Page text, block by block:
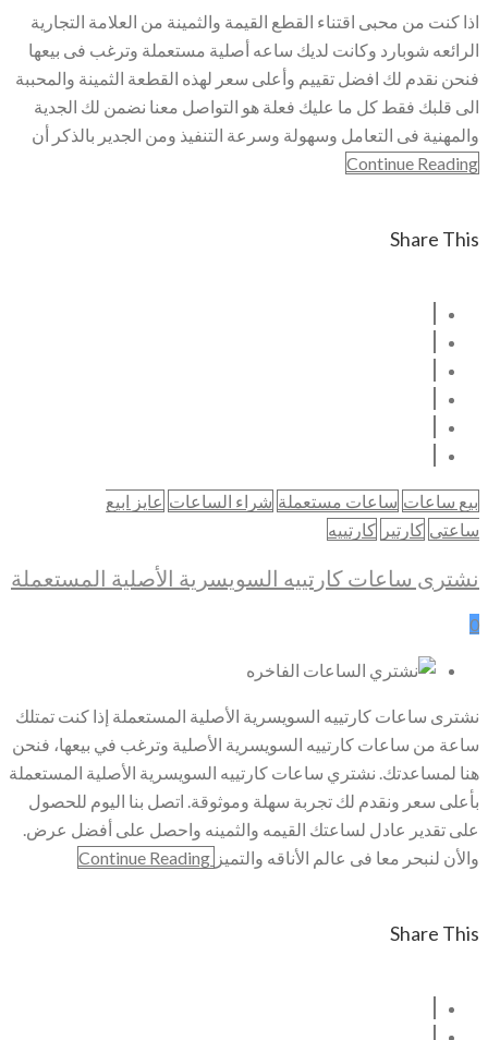
اذا كنت من محبى اقتناء القطع القيمة والثمينة من العلامة التجارية
الرائعه شوبارد وكانت لديك ساعه أصلية مستعملة وترغب فى بيعها
فنحن نقدم لك افضل تقييم وأعلى سعر لهذه القطعة الثمينة والمحببة
الى قلبك فقط كل ما عليك فعلة هو التواصل معنا نضمن لك الجدية
والمهنية فى التعامل وسهولة وسرعة التنفيذ ومن الجدير بالذكر أن
Continue Reading
Share This
بيع ساعات ساعات مستعملة شراء الساعات عايز ابيع
ساعتي كارتير كارتييه
نشترى ساعات كارتييه السويسرية الأصلية المستعملة
0
نشترى ساعات كارتييه السويسرية الأصلية المستعملة إذا كنت تمتلك
ساعة من ساعات كارتييه السويسرية الأصلية وترغب في بيعها، فنحن
هنا لمساعدتك. نشتري ساعات كارتييه السويسرية الأصلية المستعملة
بأعلى سعر ونقدم لك تجربة سهلة وموثوقة. اتصل بنا اليوم للحصول
على تقدير عادل لساعتك القيمه والثمينه واحصل على أفضل عرض.
والأن لنبحر معا فى عالم الأناقه والتميز
Share This